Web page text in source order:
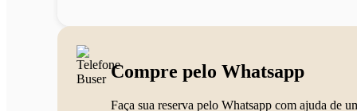
Compre pelo Whatsapp
Faça sua reserva pelo Whatsapp com ajuda de